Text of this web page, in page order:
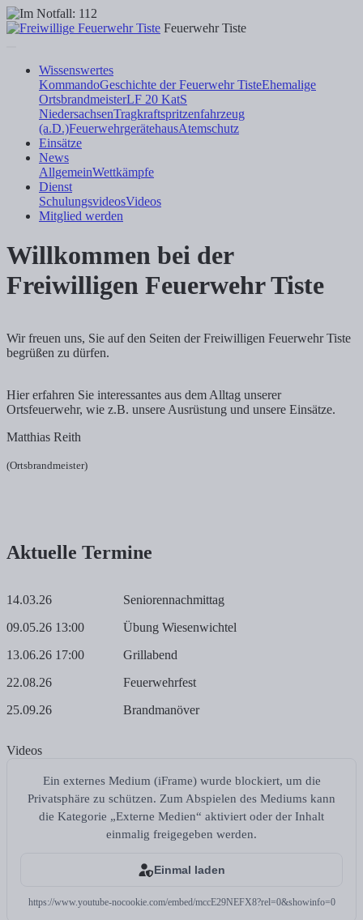
Feuerwehr Tiste
Wissenswertes
KommandoGeschichte der Feuerwehr TisteEhemalige
OrtsbrandmeisterLF 20 KatS
NiedersachsenTragkraftspritzenfahrzeug
(a.D.)FeuerwehrgerätehausAtemschutz
Einsätze
News
AllgemeinWettkämpfe
Dienst
SchulungsvideosVideos
Mitglied werden
Willkommen bei der
Freiwilligen Feuerwehr Tiste
Wir freuen uns, Sie auf den Seiten der Freiwilligen Feuerwehr Tiste
begrüßen zu dürfen.
Hier erfahren Sie interessantes aus dem Alltag unserer
Ortsfeuerwehr, wie z.B. unsere Ausrüstung und unsere Einsätze.
Matthias Reith
(Ortsbrandmeister)
Aktuelle Termine
14.03.26
09.05.26 13:00
13.06.26 17:00
22.08.26
25.09.26
Seniorennachmittag
Übung Wiesenwichtel
Grillabend
Feuerwehrfest
Brandmanöver
Videos
Ein externes Medium (iFrame) wurde blockiert, um die
Privatsphäre zu schützen. Zum Abspielen des Mediums kann
die Kategorie „Externe Medien“ aktiviert oder der Inhalt
einmalig freigegeben werden.
Einmal laden
https://www.youtube-nocookie.com/embed/mccE29NEFX8?rel=0&showinfo=0